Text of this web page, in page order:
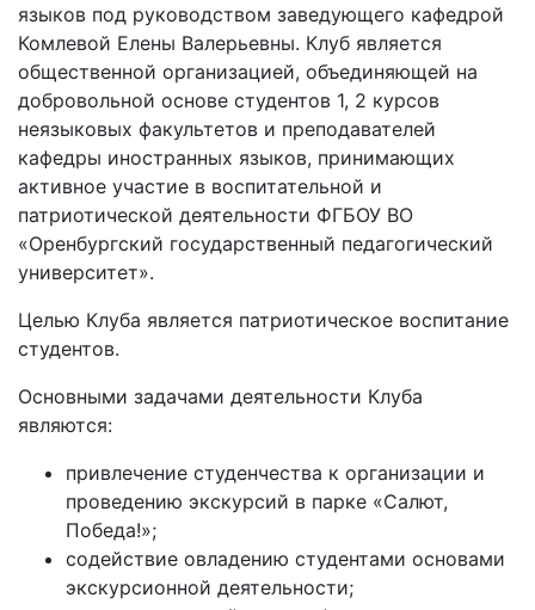
языков под руководством заведующего кафедрой
Комлевой Елены Валерьевны. Клуб является
общественной организацией, объединяющей на
добровольной основе студентов 1, 2 курсов
неязыковых факультетов и преподавателей
кафедры иностранных языков, принимающих
активное участие в воспитательной и
патриотической деятельности ФГБОУ ВО
«Оренбургский государственный педагогический
университет».
Целью Клуба является патриотическое воспитание
студентов.
Основными задачами деятельности Клуба
являются:
привлечение студенчества к организации и
проведению экскурсий в парке «Салют,
Победа!»;
содействие овладению студентами основами
экскурсионной деятельности;